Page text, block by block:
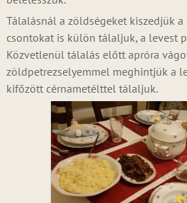
Tálalásnál a zöldségeket kiszedjük a
csontokat is külön tálaljuk, a levest
Közvetlenül tálalás előtt apróra
zöldpetrezselyemmel meghintjük a
kifőzött cérnametélttel tálaljuk.